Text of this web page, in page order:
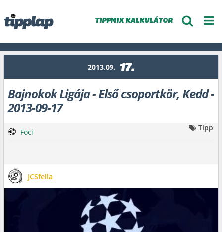
TIPPMIX KALKULÁTOR
2013.09. 17.
Bajnokok Ligája - Első csoportkör, Kedd -
2013-09-17
JCSfella
Foci Tipp